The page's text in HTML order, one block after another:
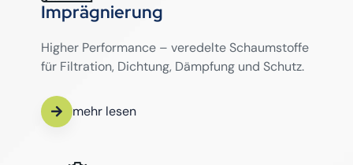
Imprägnierung
Higher Performance – veredelte Schaumstoffe
für Filtration, Dichtung, Dämpfung und Schutz.
mehr lesen